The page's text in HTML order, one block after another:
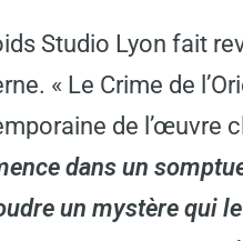
Studio Lyon fait
« Le Crime de
de l’œuvre
dans un
un mystère qui